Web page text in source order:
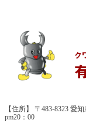
【住所】 〒483-8323 愛
pm20：00